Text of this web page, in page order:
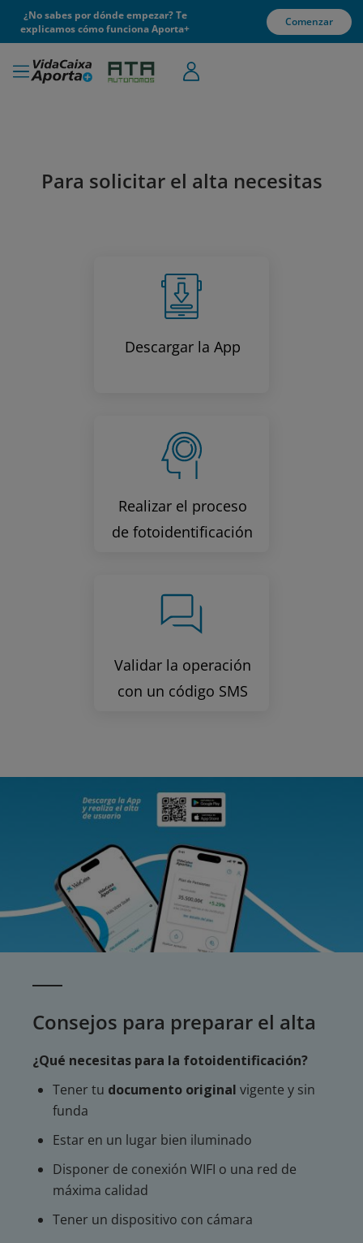
¿No sabes por dónde empezar? Te
explicamos cómo funciona Aporta+
Comenzar
Para solicitar el alta necesitas
Descargar la App
Realizar el proceso
de fotoidentificación
Validar la operación
con un código SMS
Consejos para preparar el alta
¿Qué necesitas para la fotoidentificación?
Tener tu documento original vigente y sin
funda
Estar en un lugar bien iluminado
Disponer de conexión WIFI o una red de
máxima calidad
Tener un dispositivo con cámara